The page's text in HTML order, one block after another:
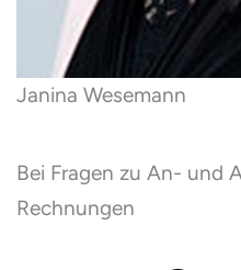
Janina Wesemann
Bei Fragen zu An- und
Rechnungen